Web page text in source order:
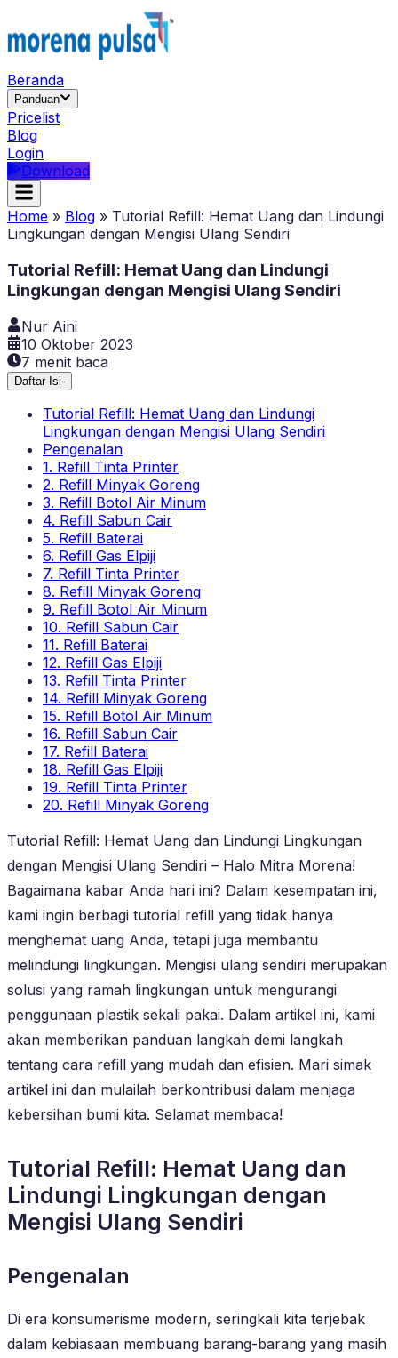
Beranda
Panduan
Pricelist
Blog
Login
Download
Home » Blog » Tutorial Refill: Hemat Uang dan Lindungi
Lingkungan dengan Mengisi Ulang Sendiri
Tutorial Refill: Hemat Uang dan Lindungi
Lingkungan dengan Mengisi Ulang Sendiri
Nur Aini
10 Oktober 2023
7 menit baca
Daftar Isi-
Tutorial Refill: Hemat Uang dan Lindungi
Lingkungan dengan Mengisi Ulang Sendiri
Pengenalan
1. Refill Tinta Printer
2. Refill Minyak Goreng
3. Refill Botol Air Minum
4. Refill Sabun Cair
5. Refill Baterai
6. Refill Gas Elpiji
7. Refill Tinta Printer
8. Refill Minyak Goreng
9. Refill Botol Air Minum
10. Refill Sabun Cair
11. Refill Baterai
12. Refill Gas Elpiji
13. Refill Tinta Printer
14. Refill Minyak Goreng
15. Refill Botol Air Minum
16. Refill Sabun Cair
17. Refill Baterai
18. Refill Gas Elpiji
19. Refill Tinta Printer
20. Refill Minyak Goreng
Tutorial Refill: Hemat Uang dan Lindungi Lingkungan
dengan Mengisi Ulang Sendiri – Halo Mitra Morena!
Bagaimana kabar Anda hari ini? Dalam kesempatan ini,
kami ingin berbagi tutorial refill yang tidak hanya
menghemat uang Anda, tetapi juga membantu
melindungi lingkungan. Mengisi ulang sendiri merupakan
solusi yang ramah lingkungan untuk mengurangi
penggunaan plastik sekali pakai. Dalam artikel ini, kami
akan memberikan panduan langkah demi langkah
tentang cara refill yang mudah dan efisien. Mari simak
artikel ini dan mulailah berkontribusi dalam menjaga
kebersihan bumi kita. Selamat membaca!
Tutorial Refill: Hemat Uang dan
Lindungi Lingkungan dengan
Mengisi Ulang Sendiri
Pengenalan
Di era konsumerisme modern, seringkali kita terjebak
dalam kebiasaan membuang barang-barang yang masih